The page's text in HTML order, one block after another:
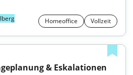
Homeoffice Vollzeit
& Eskalationen